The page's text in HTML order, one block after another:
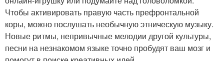
Чтобы активировать правую часть префронтальной
коры, можно послушать необычную этническую музыку.
Новые ритмы, непривычные мелодии другой культуры,
песни на незнакомом языке точно пробудят ваш мозг и